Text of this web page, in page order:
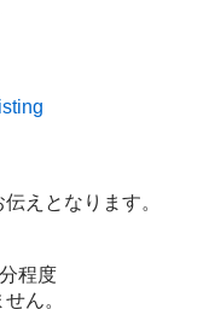
えとなります。
程度
ん。